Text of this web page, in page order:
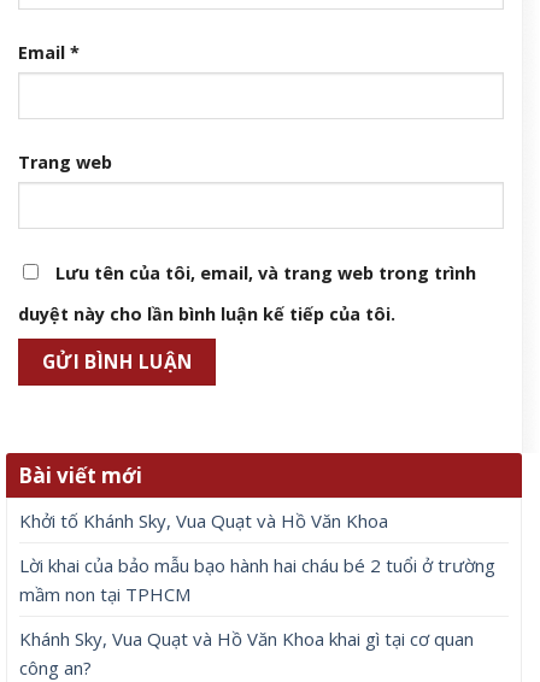
Email *
Trang web
Lưu tên của tôi, email, và trang web trong trình
duyệt này cho lần bình luận kế tiếp của tôi.
Bài viết mới
Khởi tố Khánh Sky, Vua Quạt và Hồ Văn Khoa
Lời khai của bảo mẫu bạo hành hai cháu bé 2 tuổi ở trường
mầm non tại TPHCM
Khánh Sky, Vua Quạt và Hồ Văn Khoa khai gì tại cơ quan
công an?